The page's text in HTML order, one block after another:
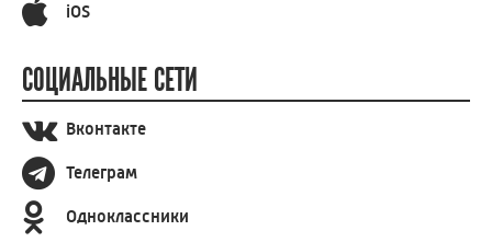
iOS
СОЦИАЛЬНЫЕ СЕТИ
Вконтакте
Телеграм
Одноклассники